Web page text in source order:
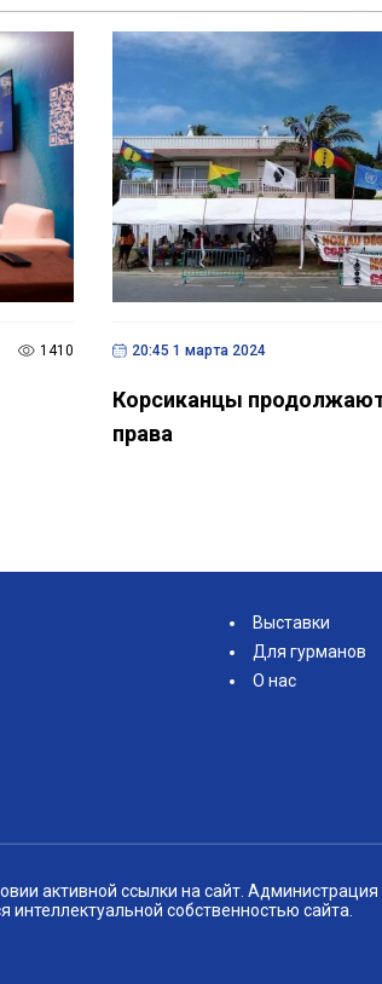
1410 20:45 1 марта 2024
Корсиканцы
права
Выставки
Для гурманов
О нас
активной ссылки на сайт. Администрация
собственностью сайта.